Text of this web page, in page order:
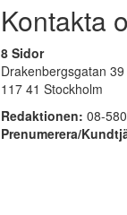
Kontakta
8 Sidor
Drakenbergsgatan 39
117 41 Stockholm
Redaktionen: 08-
Prenumerera/